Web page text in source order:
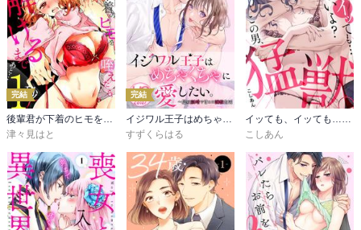
完結
津々見はと
完結
すずくらはる
こしあん